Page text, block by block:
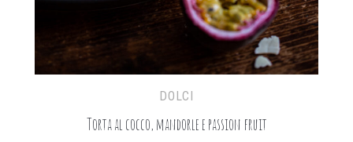
DOLCI
Torta al cocco, mandorle e passion fruit